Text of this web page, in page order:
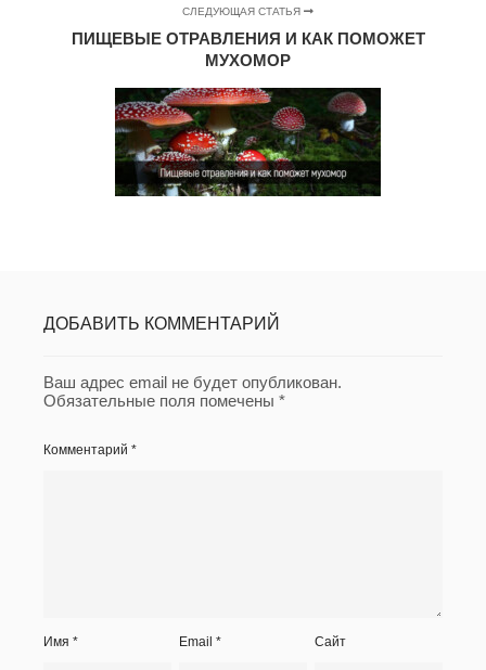
СЛЕДУЮЩАЯ СТАТЬЯ
ПИЩЕВЫЕ ОТРАВЛЕНИЯ И КАК ПОМОЖЕТ
МУХОМОР
ДОБАВИТЬ КОММЕНТАРИЙ
Ваш адрес email не будет опубликован.
Обязательные поля помечены *
Комментарий *
Имя * Email* Сайт